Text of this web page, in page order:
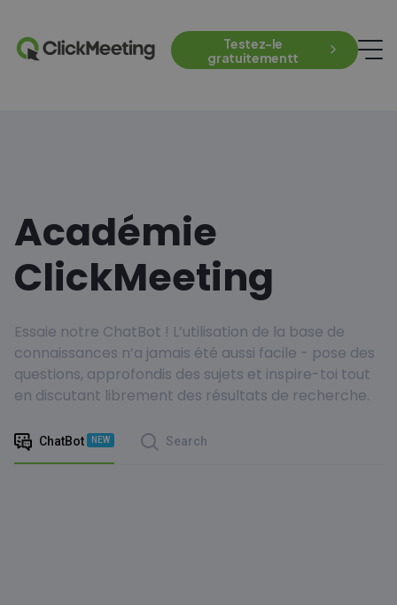
Testez-le
gratuitementt
Académie
ClickMeeting
Essaie notre ChatBot ! L’utilisation de la base de
connaissances n’a jamais été aussi facile - pose des
questions, approfondis des sujets et inspire-toi tout
en discutant librement des résultats de recherche.
ChatBot NEW Search